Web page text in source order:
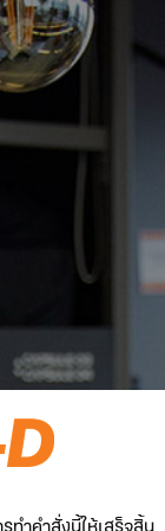
ำคำสั่งนี้ให้เสร็จสิ้น